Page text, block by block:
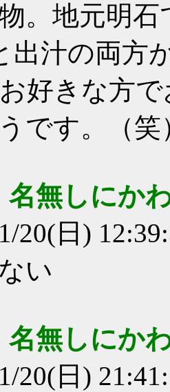
。地元明
出汁の両方
好きな方
です。（笑
名無しにか
20(日)
い
名無しにか
20(日)